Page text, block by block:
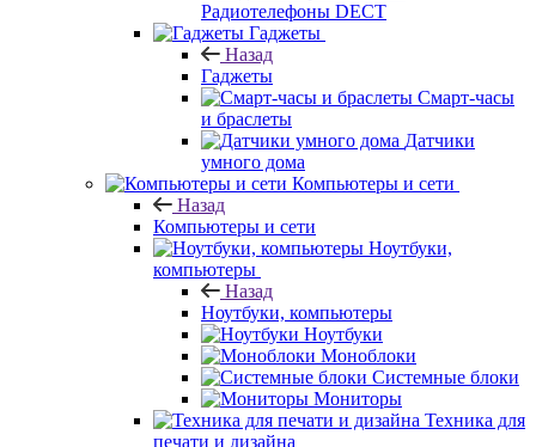
Радиотелефоны DECT
Гаджеты
Назад
Гаджеты
Смарт-часы
и браслеты
Датчики
умного дома
Компьютеры и сети
Назад
Компьютеры и сети
Ноутбуки,
компьютеры
Назад
Ноутбуки, компьютеры
Ноутбуки
Моноблоки
Системные блоки
Мониторы
Техника для
печати и дизайна